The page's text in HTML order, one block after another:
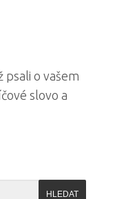
psali o vašem
slovo a